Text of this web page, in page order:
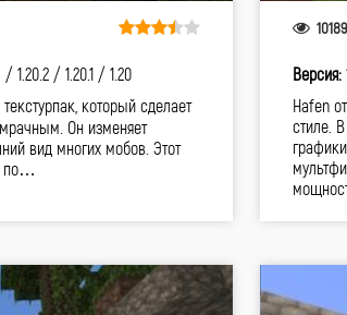
/ 1.20.2 / 1.20.1 / 1.20
который сделает
Он изменяет
вид многих мобов. Этот
по…
10189
Версия:
Hafen
стиле.